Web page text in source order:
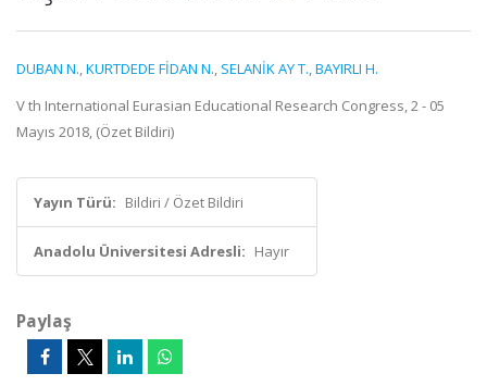
DUBAN N.,KURTDEDE FİDAN N., SELANİK AY T.,BAYIRLI H.
V th International Eurasian Educational Research Congress, 2 - 05
Mayıs 2018, (Özet Bildiri)
Yayın Türü: Bildiri / Özet Bildiri
Anadolu Üniversitesi Adresli: Hayır
Paylaş